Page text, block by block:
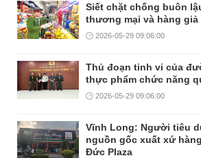
Siết chặt chống buôn
thương mại và hàng giả
2026-05-29 09:06:00
Thủ đoạn tinh vi của
thực phẩm chức năng
2026-05-29 09:06:00
Vĩnh Long: Người tiêu
nguồn gốc xuất xứ
Đức Plaza